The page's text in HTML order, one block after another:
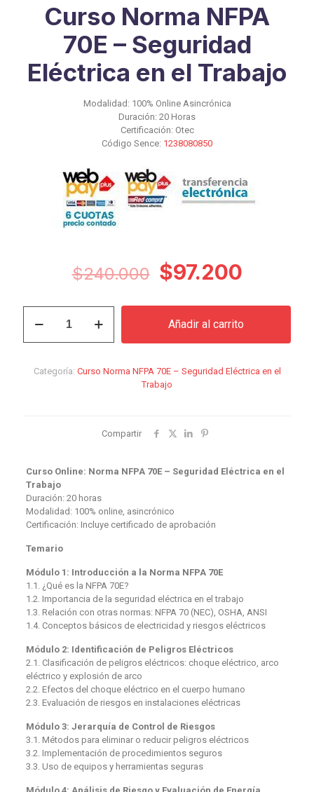
Curso Norma NFPA
70E – Seguridad
Eléctrica en el Trabajo
Modalidad: 100% Online Asincrónica
Duración: 20 Horas
Certificación: Otec
Código Sence: 1238080850
$240.000 El
original
era:
$97.200El
actual
es:
Norma
Seguridad
Añadir al carrito
Categoría: Curso Norma NFPA 70E – Seguridad Eléctrica en el
Trabajo
Compartir
Curso Online: Norma NFPA 70E – Seguridad Eléctrica en el
Trabajo
Duración: 20 horas
Modalidad: 100% online, asincrónico
Certificación: Incluye certificado de aprobación
Temario
Módulo 1: Introducción a la Norma NFPA 70E
1.1. ¿Qué es la NFPA 70E?
1.2. Importancia de la seguridad eléctrica en el trabajo
1.3. Relación con otras normas: NFPA 70 (NEC), OSHA, ANSI
1.4. Conceptos básicos de electricidad y riesgos eléctricos
Módulo 2: Identificación de Peligros Eléctricos
2.1. Clasificación de peligros eléctricos: choque eléctrico, arco
eléctrico y explosión de arco
2.2. Efectos del choque eléctrico en el cuerpo humano
2.3. Evaluación de riesgos en instalaciones eléctricas
Módulo 3: Jerarquía de Control de Riesgos
3.1. Métodos para eliminar o reducir peligros eléctricos
3.2. Implementación de procedimientos seguros
3.3. Uso de equipos y herramientas seguras